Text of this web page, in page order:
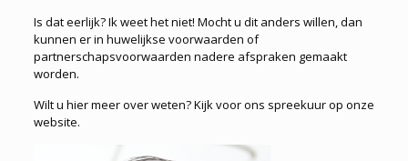
Is dat eerlijk? Ik weet het niet! Mocht u dit anders willen, dan
kunnen er in huwelijkse voorwaarden of
partnerschapsvoorwaarden nadere afspraken gemaakt
worden.
Wilt u hier meer over weten? Kijk voor ons spreekuur op onze
website.